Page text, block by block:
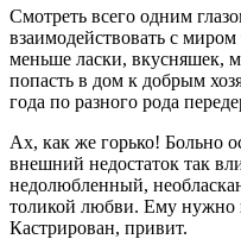
Смотреть всего одним
взаимодействовать с
меньше ласки, вкусняшек,
попасть в дом к добрым
года по разного рода
Ах, как же горько! Больно
внешний недостаток так
недолюбленный,
толикой любви. Ему нужно
Кастрирован, привит.